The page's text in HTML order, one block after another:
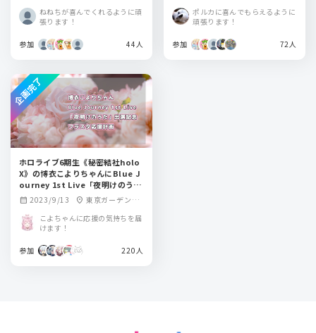
ームシティホール)
ねねちが喜んでくれるように頑
張ります！
参加 44人
ームシティホール)
ポルカに喜んでもらえるように
頑張ります！
参加 72人
ホロライブ6期生《秘密結社holo
X》の博衣こよりちゃんにBlue J
ourney 1st Live「夜明けのう
た」公演のフラワースタンドを贈
りませんか？
calendar_month 2023/9/13 location_on 東京ガーデンシ
こよちゃんに応援の気持ちを届
けます！
参加 220人
企画完了